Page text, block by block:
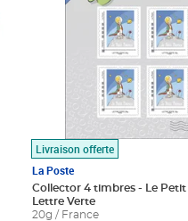
Livraison offerte
La Poste
Collector 4 timbres - Le Petit
Lettre Verte
20g / France